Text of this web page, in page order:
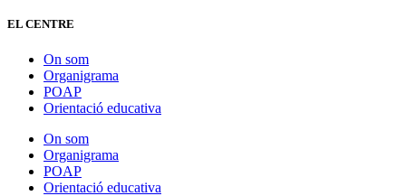
EL CENTRE
On som
Organigrama
POAP
Orientació educativa
On som
Organigrama
POAP
Orientació educativa